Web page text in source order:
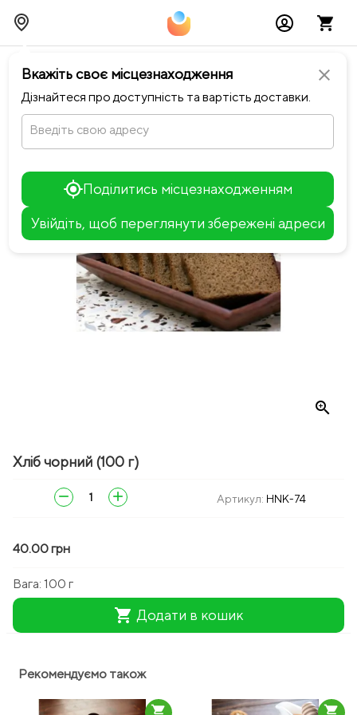
close
Вкажіть своє місцезнаходження
Дізнайтеся про доступність та вартість доставки.
Введіть свою адресу
Поділитись місцезнаходженням
Увійдіть, щоб переглянути збережені адреси
chevron_leftПовернутися до Хінкальня
zoom_in
Хліб чорний (100 г)
remove add Артикул: HNK-74
40.00 грн
Вага: 100 г
shopping_cart Додати в кошик
Рекомендуємо також
shopping_cart shopping_cart